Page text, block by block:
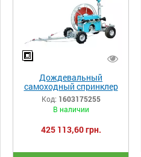
Дождевальный
самоходный спринклер
Irriforce MICO TD2000- 300
Twin
Код: 1603175255
В наличии
425 113,60 грн.